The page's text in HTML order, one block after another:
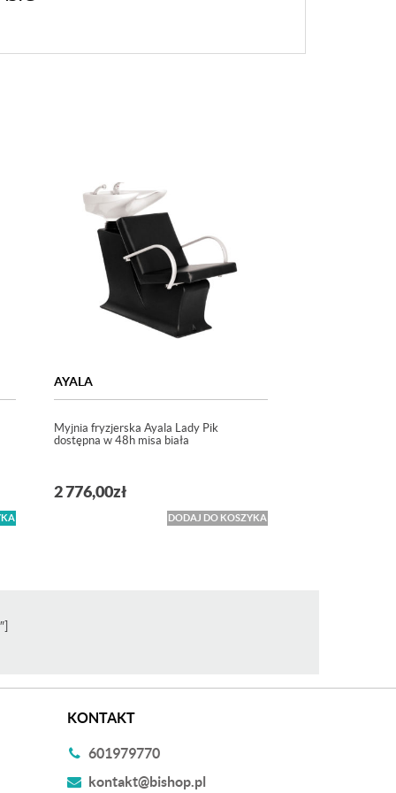
AYALA
Myjnia fryzjerska Ayala Lady Pik
dostępna w 48h misa biała
2 776,00zł
DODAJ DO KOSZYKA
KONTAKT
601979770
kontakt@bishop.pl